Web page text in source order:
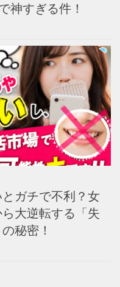
神すぎる件！
とガチで不利？女
大逆転する「失
秘密！